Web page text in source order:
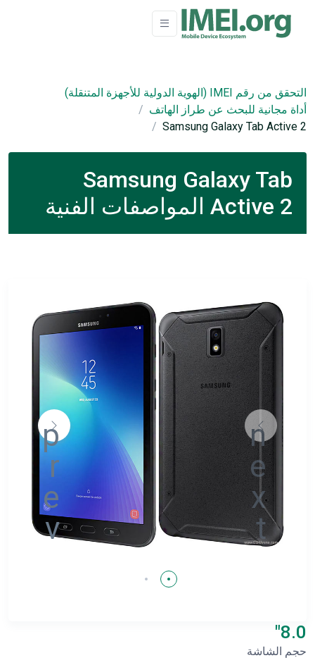
التحقق من رقم IMEI (الهوية الدولية للأجهزة المتنقلة)
أداة مجانية للبحث عن طراز الهاتف
Samsung Galaxy Tab Active 2
Samsung Galaxy Tab
Active 2 المواصفات الفنية
8.0"
حجم الشاشة